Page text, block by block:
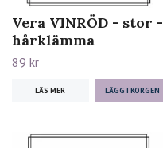
Vera VINRÖD - stor -
hårklämma
89 kr
LÄS MER